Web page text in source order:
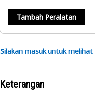
Tambah Peralatan
Silakan masuk untuk melihat
Keterangan